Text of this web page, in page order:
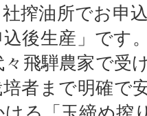
搾油所でお申
後生産」です
々飛騨農家で受
者まで明確で